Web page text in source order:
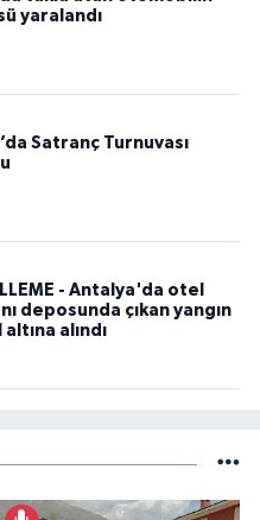
yaralandı
Satranç Turnuvası
- Antalya'da otel
deposunda çıkan yangın
alındı